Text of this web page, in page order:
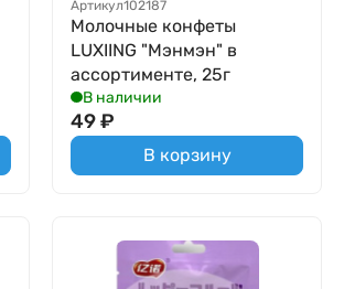
Артикул102187
Молочные конфеты
LUXIING "Мэнмэн" в
ассортименте, 25г
В наличии
49₽
В корзину